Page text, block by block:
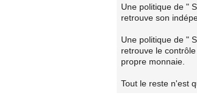
Une politique de "
retrouve son
Une politique de "
retrouve le
propre monnaie.
Tout le reste n'est